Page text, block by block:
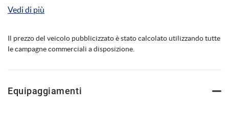
BMW X3 xDrive20d 48V MSport Pro ANNO 2025 KM
CONDIZIONI FULL OPTIONAL:
01CB Emissioni CO2
Telecamera 360°
Vedi di più
Il prezzo del veicolo pubblicizzato è stato calcolato utilizzando tutte
le campagne commerciali a disposizione.
Equipaggiamenti
Cookie di marketing
Leggi
la